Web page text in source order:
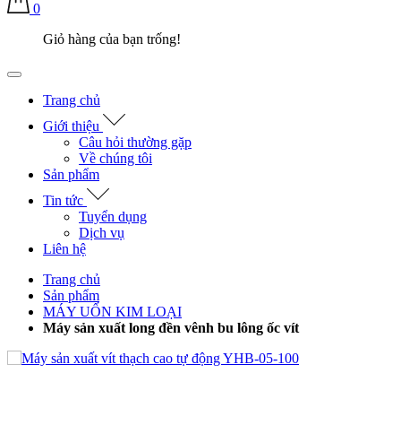
0
Giỏ hàng của bạn trống!
Trang chủ
Giới thiệu
Câu hỏi thường gặp
Về chúng tôi
Sản phẩm
Tin tức
Tuyển dụng
Dịch vụ
Liên hệ
Trang chủ
Sản phẩm
MÁY UỐN KIM LOẠI
Máy sản xuất long đền vênh bu lông ốc vít